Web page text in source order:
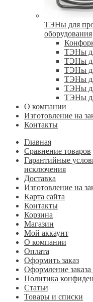
ТЭНы для
оборудования
ТЭНы
ТЭНы
ТЭНы
ТЭНы
ТЭНы
ТЭНы
О компании
Изготовление на
Контакты
Главная
Cравнение товаров
Гарантийные
исключения
Доставка
Изготовление на
Карта сайта
Контакты
Корзина
Магазин
Мой аккаунт
О компании
Оплата
Оформить заказ
Оформление
Политика
Статьи
Товары и списки